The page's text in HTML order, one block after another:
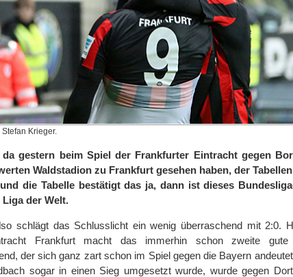
Krieger.
gestern beim Spiel der Frankfurter Eintracht gegen
Waldstadion zu Frankfurt gesehen haben, der
die Tabelle bestätigt das ja, dann ist dieses
der Welt.
schlägt das Schlusslicht ein wenig überraschend mit 2:0.
Frankfurt macht das immerhin schon zweite gute
der sich ganz zart schon im Spiel gegen die Bayern
sogar in einen Sieg umgesetzt wurde, wurde gegen